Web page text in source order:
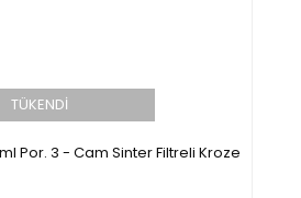
TÜKENDİ
Por. 3 - Cam Sinter Filtreli Kroze